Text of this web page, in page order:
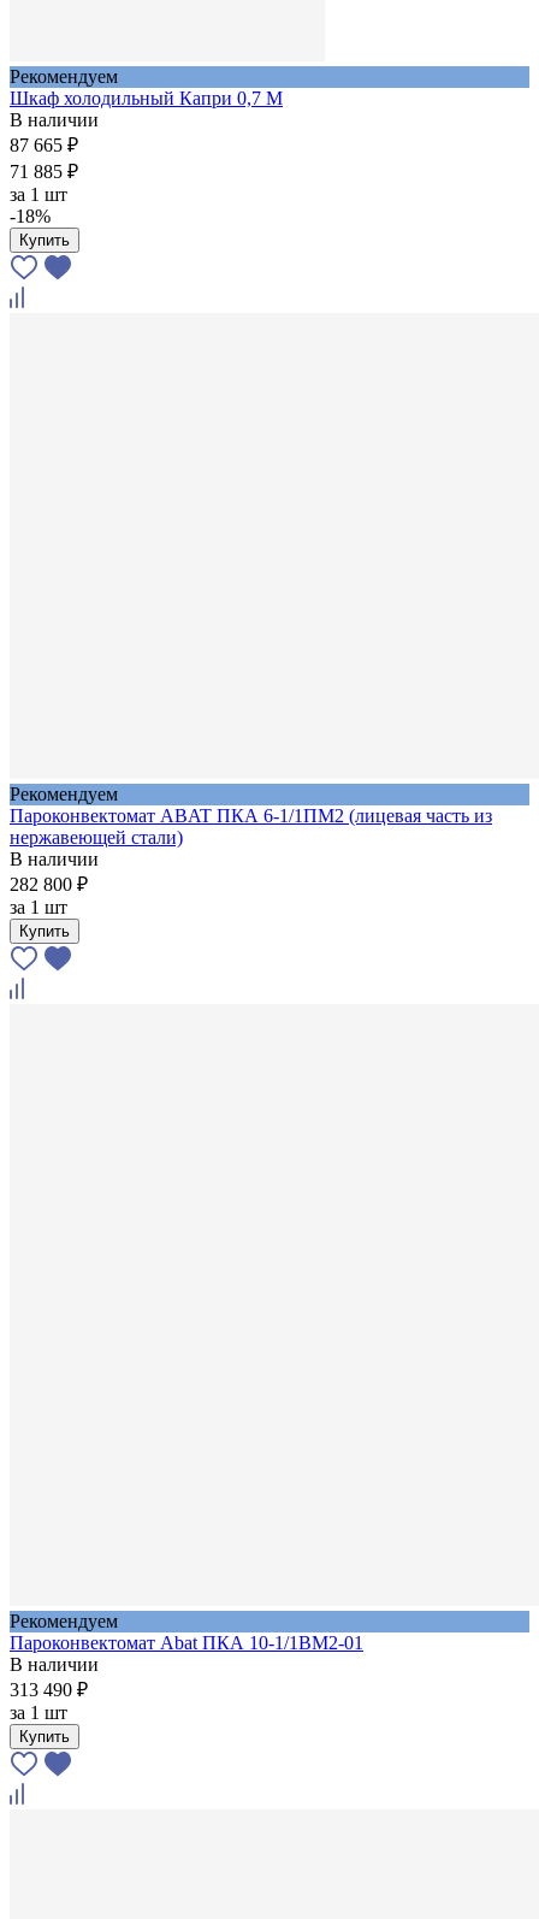
Рекомендуем
Шкаф холодильный Капри 0,7 М
В наличии
87 665 ₽
71 885 ₽
за 1 шт
-18%
Купить
Рекомендуем
Пароконвектомат ABAT ПКА 6-1/1ПМ2 (лицевая часть из
нержавеющей стали)
В наличии
282 800 ₽
за 1 шт
Купить
Рекомендуем
Пароконвектомат Abat ПКА 10-1/1ВМ2-01
В наличии
313 490 ₽
за 1 шт
Купить